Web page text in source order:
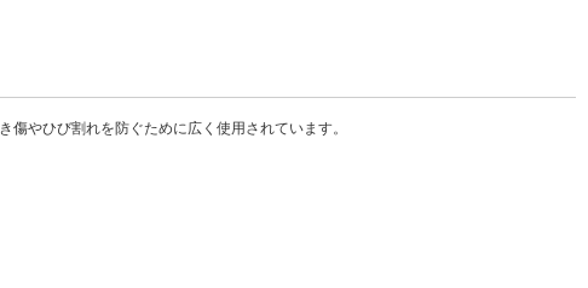
やひび割れを防ぐために広く使用されています。